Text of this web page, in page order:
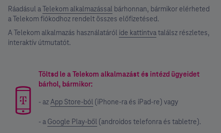
Ráadásul aTelekom alkalmazással bárhonnan, bármikor elérheted
a Telekom fiókodhoz rendelt összes előfizetésed.
A Telekom alkalmazás használatáról ide kattintvatalálsz részletes,
interaktív útmutatót.
Töltsd le a Telekom alkalmazást és intézd ügyeidet
bárhol, bármikor:
- azApp Store-ból (iPhone-ra és iPad-re) vagy
- a Google Play-ből (androidos telefonra és tabletre).